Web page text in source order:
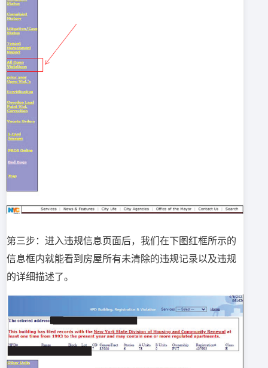
第三步：进入违规信息页面后，我们在下图红框所示的
信息框内就能看到房屋所有未清除的违规记录以及违规
的详细描述了。